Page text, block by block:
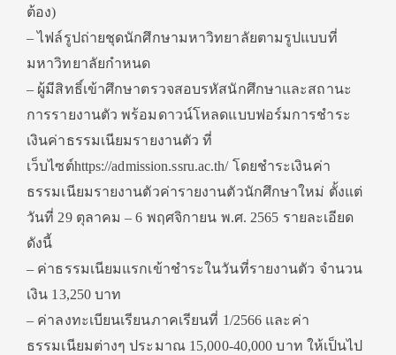
ต้อง)
– ไฟล์รูปถ่ายชุดนักศึกษามหาวิทยาลัยตามรูปแบบที่
มหาวิทยาลัยกำหนด
– ผู้มีสิทธิ์เข้าศึกษาตรวจสอบรหัสนักศึกษาและสถานะ
การรายงานตัว พร้อมดาวน์โหลดแบบฟอร์มการชำระ
เงินค่าธรรมเนียมรายงานตัว ที่
เว็บไซต์https://admission.ssru.ac.th/ โดยชำระเงินค่า
ธรรมเนียมรายงานตัวค่ารายงานตัวนักศึกษาใหม่ ตั้งแต่
วันที่ 29 ตุลาคม – 6 พฤศจิกายน พ.ศ. 2565 รายละเอียด
ดังนี้
– ค่าธรรมเนียมแรกเข้าชำระในวันที่รายงานตัว จำนวน
เงิน 13,250 บาท
– ค่าลงทะเบียนเรียนภาคเรียนที่ 1/2566 และค่า
ธรรมเนียมต่างๆ ประมาณ 15,000-40,000 บาท ให้เป็นไป